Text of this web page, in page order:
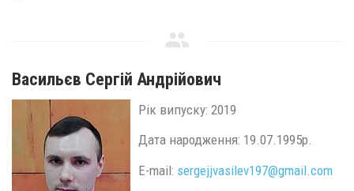
Васильєв Сергій Андрійович
Рік випуску: 2019
Дата народження: 19.07.1995р.
E-mail: sergejjvasilev197@gmail.com